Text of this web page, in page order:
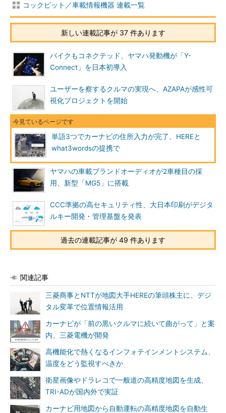
コックピット／車載情報機器 連載一覧
新しい連載記事が 37 件あります
バイクもコネクテッド、ヤマハ発動機が「Y-
Connect」を日本初導入
ユーザーを察するクルマの実現へ、AZAPAが感性可
視化プロジェクトを開始
単語3つでカーナビの住所入力が完了、HEREと
what3wordsの提携で
ヤマハの車載ブランドオーディオが2車種目の採
用、新型「MG5」に搭載
CCC準拠の高セキュリティ性、大日本印刷がデジタ
ルキー開発・管理基盤を発表
過去の連載記事が 49 件あります
関連記事
三菱商事とNTTが地図大手HEREの筆頭株主に、デジ
タル変革で位置情報活用
カーナビが「前の黒いクルマに続いて曲がって」と案
内、三菱電機が開発
高機能化で熱くなるインフォテインメントシステム、
温度をどう監視すべきか
衛星画像やドラレコで一般道の高精度地図を生成、
TRI-ADが国内外で実証
カーナビ用地図から自動運転の高精度地図を自動生